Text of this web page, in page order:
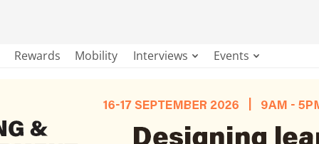
Rewards Mobility Interviews Events